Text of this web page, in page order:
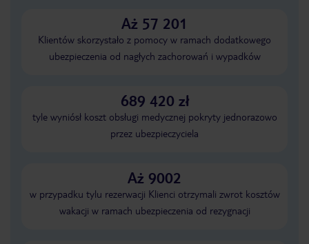
Aż 57 201
Klientów skorzystało z pomocy w ramach dodatkowego
ubezpieczenia od nagłych zachorowań i wypadków
689 420 zł
tyle wyniósł koszt obsługi medycznej pokryty jednorazowo
przez ubezpieczyciela
Aż 9002
w przypadku tylu rezerwacji Klienci otrzymali zwrot kosztów
wakacji w ramach ubezpieczenia od rezygnacji